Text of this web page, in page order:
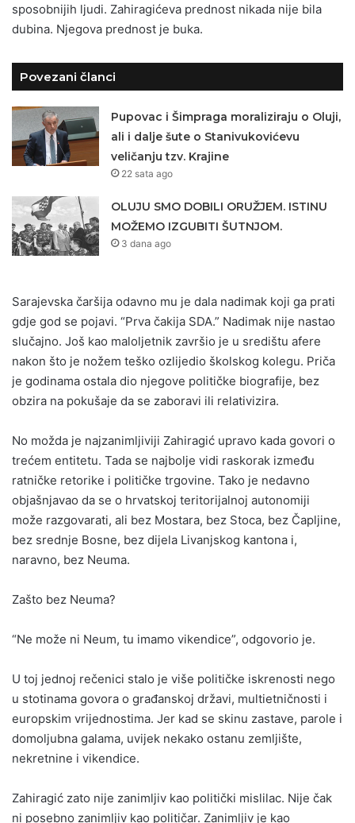
sposobnijih ljudi. Zahiragićeva prednost nikada nije bila
dubina. Njegova prednost je buka.
Povezani članci
Pupovac i Šimpraga moraliziraju o Oluji,
ali i dalje šute o Stanivukovićevu
veličanju tzv. Krajine
22 sata ago
OLUJU SMO DOBILI ORUŽJEM. ISTINU
MOŽEMO IZGUBITI ŠUTNJOM.
3 dana ago
Sarajevska čaršija odavno mu je dala nadimak koji ga prati
gdje god se pojavi. “Prva čakija SDA.” Nadimak nije nastao
slučajno. Još kao maloljetnik završio je u središtu afere
nakon što je nožem teško ozlijedio školskog kolegu. Priča
je godinama ostala dio njegove političke biografije, bez
obzira na pokušaje da se zaboravi ili relativizira.
No možda je najzanimljiviji Zahiragić upravo kada govori o
trećem entitetu. Tada se najbolje vidi raskorak između
ratničke retorike i političke trgovine. Tako je nedavno
objašnjavao da se o hrvatskoj teritorijalnoj autonomiji
može razgovarati, ali bez Mostara, bez Stoca, bez Čapljine,
bez srednje Bosne, bez dijela Livanjskog kantona i,
naravno, bez Neuma.
Zašto bez Neuma?
“Ne može ni Neum, tu imamo vikendice”, odgovorio je.
U toj jednoj rečenici stalo je više političke iskrenosti nego
u stotinama govora o građanskoj državi, multietničnosti i
europskim vrijednostima. Jer kad se skinu zastave, parole i
domoljubna galama, uvijek nekako ostanu zemljište,
nekretnine i vikendice.
Zahiragić zato nije zanimljiv kao politički mislilac. Nije čak
ni posebno zanimljiv kao političar. Zanimljiv je kao